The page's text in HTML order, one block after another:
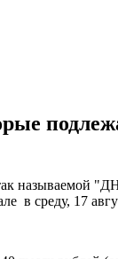
называемой
в среду, 17